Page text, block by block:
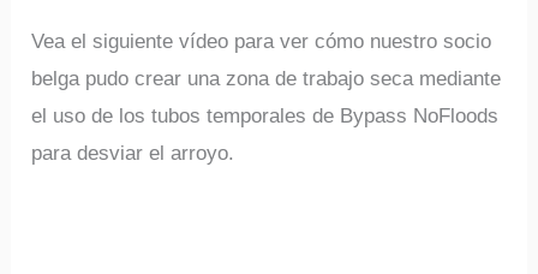
Vea el siguiente vídeo para ver cómo nuestro socio
belga pudo crear una zona de trabajo seca mediante
el uso de los tubos temporales de Bypass NoFloods
para desviar el arroyo.